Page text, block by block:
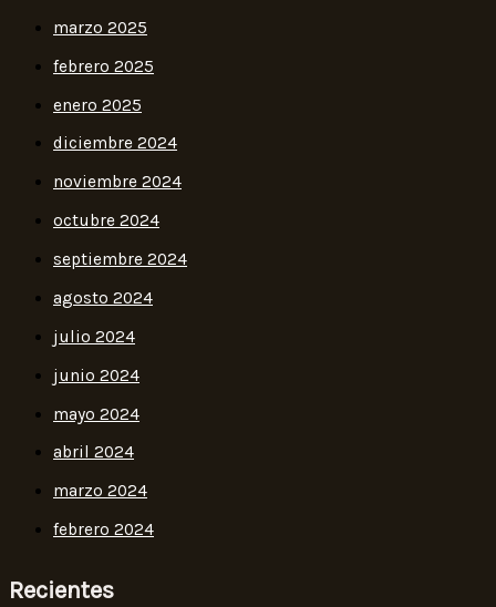
marzo 2025
febrero 2025
enero 2025
diciembre 2024
noviembre 2024
octubre 2024
septiembre 2024
agosto 2024
julio 2024
junio 2024
mayo 2024
abril 2024
marzo 2024
febrero 2024
Recientes